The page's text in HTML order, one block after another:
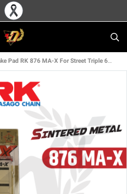
Pad RK 876 MA-X For Street Triple 675